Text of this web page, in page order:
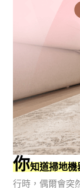
你知道掃地機
行時，偶爾會突